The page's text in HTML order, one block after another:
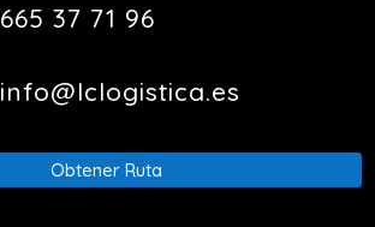
665 37 71 96
info@lclogistica.es
Obtener Ruta